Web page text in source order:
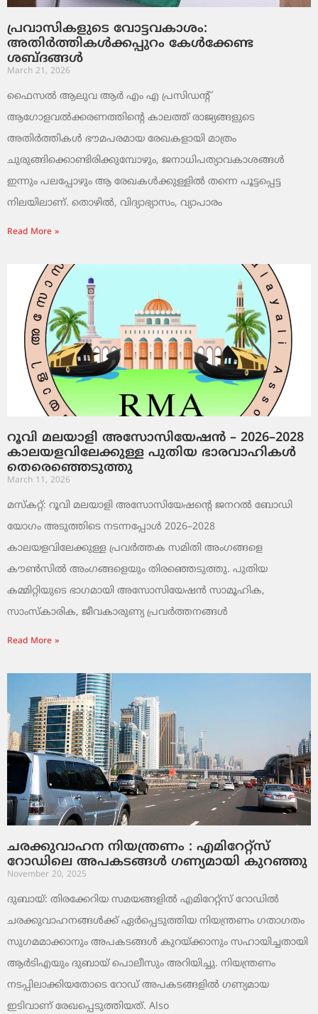
പ്രവാസികളുടെ വോട്ടവകാശം:
അതിർത്തികൾക്കപ്പുറം കേൾക്കേണ്ട
ശബ്ദങ്ങൾ
March 21, 2026
ഫൈസൽ ആലുവ ആർ എം എ പ്രസിഡന്റ്
ആഗോളവൽക്കരണത്തിന്റെ കാലത്ത് രാജ്യങ്ങളുടെ
അതിർത്തികൾ ഭൗമപരമായ രേഖകളായി മാത്രം
ചുരുങ്ങിക്കൊണ്ടിരിക്കുമ്പോഴും, ജനാധിപത്യാവകാശങ്ങൾ
ഇന്നും പലപ്പോഴും ആ രേഖകൾക്കുള്ളിൽ തന്നെ പൂട്ടപ്പെട്ട
നിലയിലാണ്. തൊഴിൽ, വിദ്യാഭ്യാസം, വ്യാപാരം
Read More »
റൂവി മലയാളി അസോസിയേഷൻ – 2026–2028
കാലയളവിലേക്കുള്ള പുതിയ ഭാരവാഹികൾ
തെരെഞ്ഞെടുത്തു
March 11, 2026
മസ്കറ്റ്: റൂവി മലയാളി അസോസിയേഷന്റെ ജനറൽ ബോഡി
യോഗം അടുത്തിടെ നടന്നപ്പോൾ 2026–2028
കാലയളവിലേക്കുള്ള പ്രവർത്തക സമിതി അംഗങ്ങളെ
കൗൺസിൽ അംഗങ്ങളെയും തിരഞ്ഞെടുത്തു. പുതിയ
കമ്മിറ്റിയുടെ ഭാഗമായി അസോസിയേഷൻ സാമൂഹിക,
സാംസ്‌കാരിക, ജീവകാരുണ്യ പ്രവർത്തനങ്ങൾ
Read More »
ചരക്കുവാഹന നിയന്ത്രണം : എമിറേറ്റ്സ്
റോഡിലെ അപകടങ്ങൾ ഗണ്യമായി കുറഞ്ഞു
November 20, 2025
ദുബായ്: തിരക്കേറിയ സമയങ്ങളിൽ എമിറേറ്റ്സ് റോഡിൽ
ചരക്കുവാഹനങ്ങൾക്ക് ഏർപ്പെടുത്തിയ നിയന്ത്രണം ഗതാഗതം
സുഗമമാക്കാനും അപകടങ്ങൾ കുറയ്ക്കാനും സഹായിച്ചതായി
ആർടിഎയും ദുബായ് പൊലീസും അറിയിച്ചു. നിയന്ത്രണം
നടപ്പിലാക്കിയതോടെ റോഡ് അപകടങ്ങളിൽ ഗണ്യമായ
ഇടിവാണ് രേഖപ്പെടുത്തിയത്. Also